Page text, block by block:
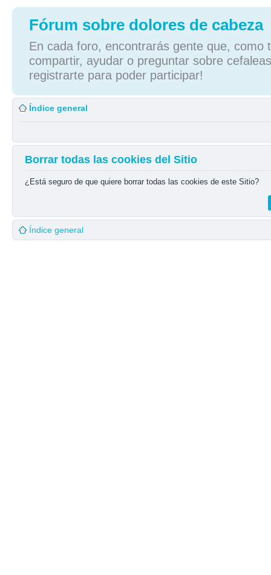
Fórum sobre dolores de cabeza
En cada foro, encontrarás gente que, como
compartir, ayudar o preguntar sobre
registrarte para poder participar!
Índice general
Borrar todas las cookies del Sitio
¿Está seguro de que quiere borrar todas las cookies de este Sitio?
Índice general